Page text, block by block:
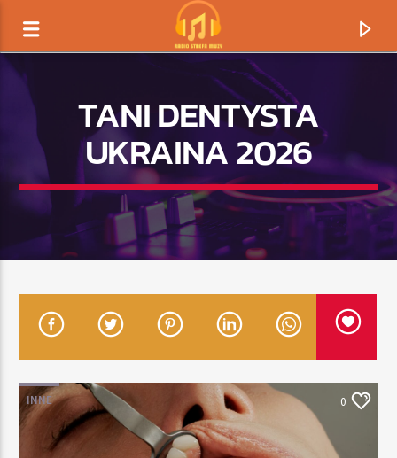
TERAZ GRAMY
TYTUŁ
ARTYSTA
TANI DENTYSTA
UKRAINA 2026
INNE 0